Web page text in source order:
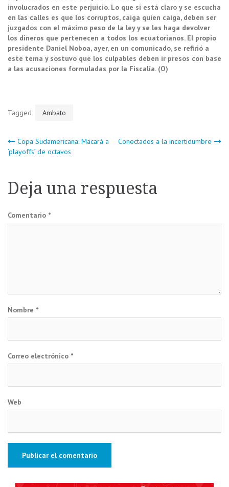
involucrados en este perjuicio. Lo que si está claro y se escucha
en las calles es que los corruptos, caiga quien caiga, deben ser
juzgados con el máximo peso de la ley y se les haga devolver
los dineros que pertenecen a todos los ecuatorianos. El propio
presidente Daniel Noboa, ayer, en un comunicado, se refirió a
este tema y sostuvo que los culpables deben ir presos con base
a las acusaciones formuladas por la Fiscalía. (O)
Tagged Ambato
Navegación
entradas
Copa Sudamericana: Macará a
‘playoffs’ de octavos
Conectados a la incertidumbre
Deja una respuesta
Comentario *
Nombre *
Correo electrónico *
Web